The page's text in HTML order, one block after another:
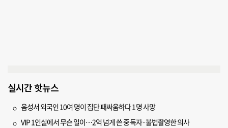
실시간 핫뉴스
음성서 외국인 10여 명이 집단 패싸움하다 1명 사망
VIP 1인실에서 무슨 일이…2억 넘게 쓴 중독자·불법촬영한 의사